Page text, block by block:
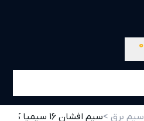
0
سیم برق >سیم افشان 16 سیمیا کلاف 100 متری